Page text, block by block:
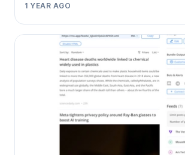
1 YEAR AGO